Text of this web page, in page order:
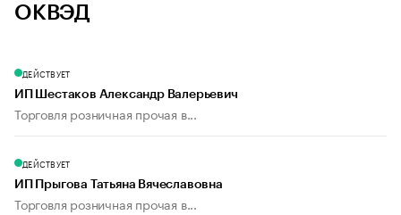
ОКВЭД
ДЕЙСТВУЕТ
ИП Шестаков Александр Валерьевич
Торговля розничная прочая в...
ДЕЙСТВУЕТ
ИП Прыгова Татьяна Вячеславовна
Торговля розничная прочая в...